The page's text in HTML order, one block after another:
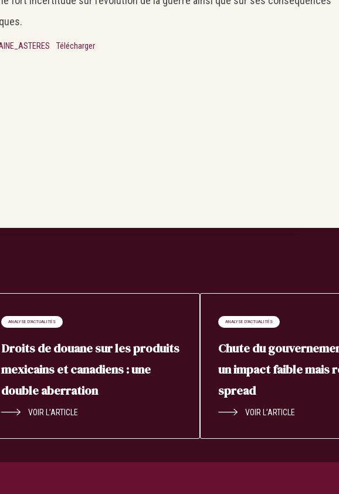
Télécharger
ANALYSE D'ACTUALITÉS
Droits de douane sur les produits
mexicains et canadiens : une
double aberration
VOIR L’ARTICLE
ANALYSE D'ACTUALITÉS
Chute du
un impact faible mais
spread
VOIR L’ARTICLE